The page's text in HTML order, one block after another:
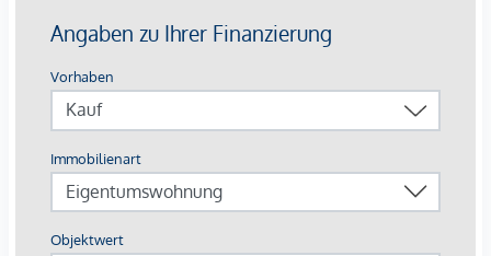
Die Lage:
Die Traisengasse 20-22 liegt idyllisch im Herzen des 20.
Bezirks in Wien, wo urbaner Charme auf entspannten
Erholungsraum trifft. Nur einen Katzensprung vom
Donaukanal und dem grünen Augarten entfernt, genießt
man hier die perfekte Mischung aus Stadtleben und Natur.
In den umliegenden Gassen verzaubern kleine Cafés und
traditionelle Wiener Lokale, während die exzellente